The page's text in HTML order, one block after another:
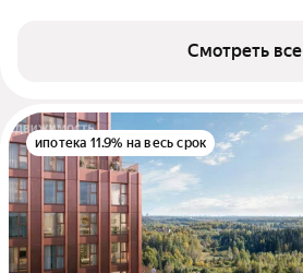
Смотреть все
ипотека 11.9% на весь срок